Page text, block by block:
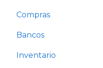
Compras
Bancos
Inventario